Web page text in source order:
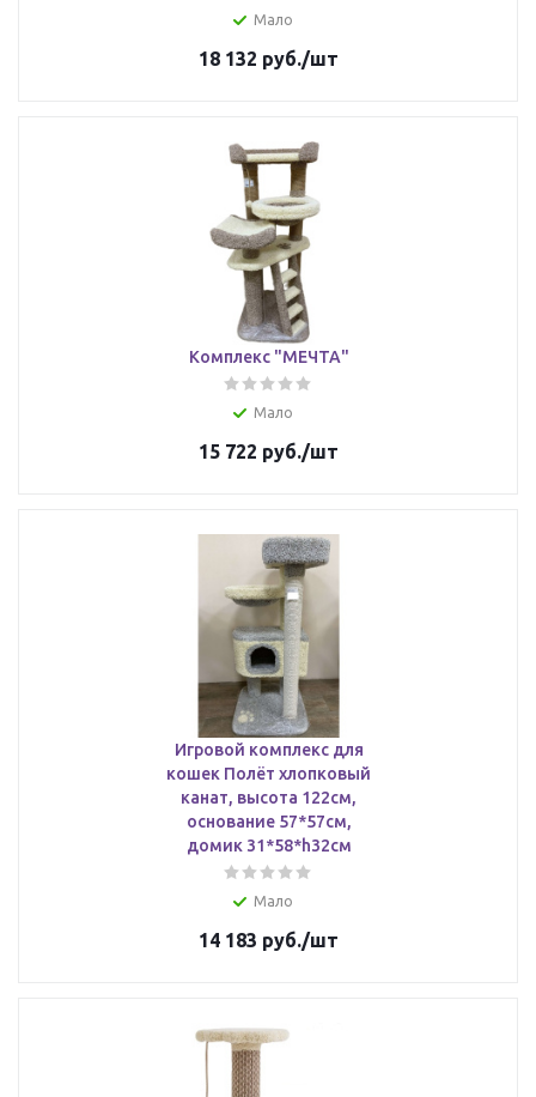
Мало
18 132 руб./шт
Комплекс "МЕЧТА"
Мало
15 722 руб./шт
Игровой комплекс для
кошек Полёт хлопковый
канат, высота 122см,
основание 57*57см,
домик 31*58*h32см
Мало
14 183 руб./шт